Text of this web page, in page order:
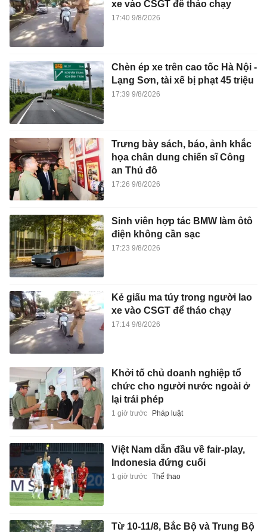
xe vào CSGT để tháo chạy
17:40 9/8/2026
Chèn ép xe trên cao tốc Hà Nội -
Lạng Sơn, tài xế bị phạt 45 triệu
17:39 9/8/2026
Trưng bày sách, báo, ảnh khắc
họa chân dung chiến sĩ Công
an Thủ đô
17:26 9/8/2026
Sinh viên hợp tác BMW làm ôtô
điện không cần sạc
17:23 9/8/2026
Kẻ giấu ma túy trong người lao
xe vào CSGT để tháo chạy
17:14 9/8/2026
Khởi tố chủ doanh nghiệp tổ
chức cho người nước ngoài ở
lại trái phép
1 giờ trước Pháp luật
Việt Nam dẫn đầu về fair-play,
Indonesia đứng cuối
1 giờ trước Thể thao
Từ 10-11/8, Bắc Bộ và Trung Bộ